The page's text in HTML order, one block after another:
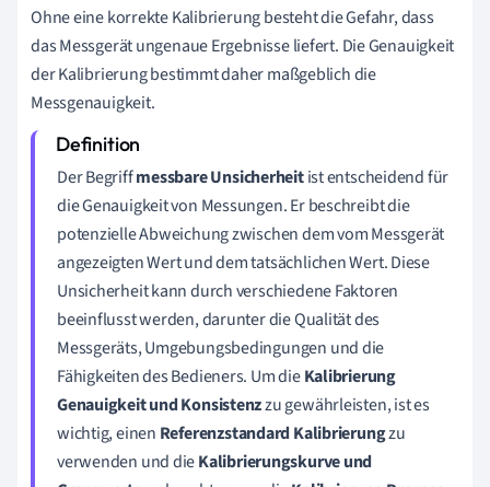
Ohne eine korrekte Kalibrierung besteht die Gefahr, dass
das Messgerät ungenaue Ergebnisse liefert. Die Genauigkeit
der Kalibrierung bestimmt daher maßgeblich die
Messgenauigkeit.
Der Begriffmessbare Unsicherheitist entscheidend für
die Genauigkeit von Messungen. Er beschreibt die
potenzielle Abweichung zwischen dem vom Messgerät
angezeigten Wert und dem tatsächlichen Wert. Diese
Unsicherheit kann durch verschiedene Faktoren
beeinflusst werden, darunter die Qualität des
Messgeräts, Umgebungsbedingungen und die
Fähigkeiten des Bedieners. Um dieKalibrierung
Genauigkeit und Konsistenzzu gewährleisten, ist es
wichtig, einen Referenzstandard Kalibrierungzu
verwenden und dieKalibrierungskurve und